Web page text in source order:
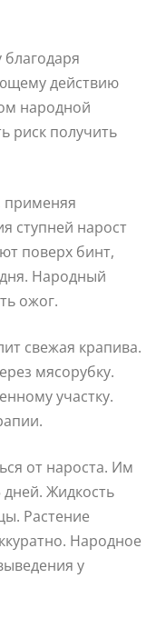
действию
народной
риск получить
применяя
ступней нарост
поверх бинт,
Народный
ожог.
свежая крапива.
мясорубку.
участку.
от нароста. Им
Жидкость
Растение
Народное
у